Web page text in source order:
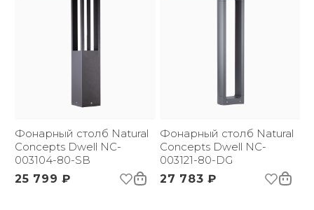
Фонарный столб Natural
Concepts Dwell NC-
003104-80-SB
25 799 ₽
Фонарный столб Natural
Concepts Dwell NC-
003121-80-DG
27 783 ₽